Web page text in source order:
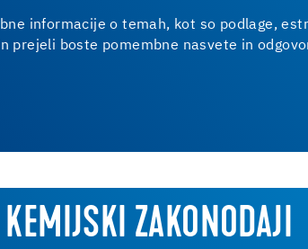
informacije o temah, kot so podlage,
prejeli boste pomembne nasvete in
ZAKONODAJI